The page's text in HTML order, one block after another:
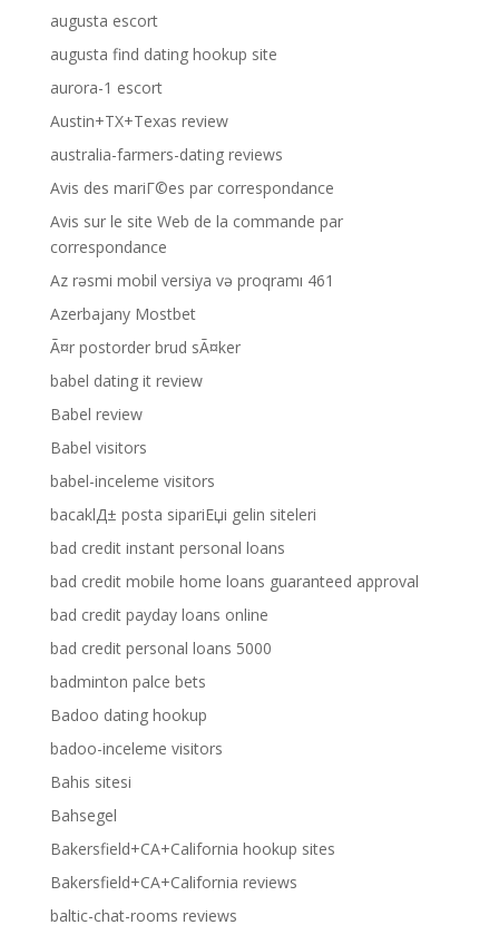
augusta escort
augusta find dating hookup site
aurora-1 escort
Austin+TX+Texas review
australia-farmers-dating reviews
Avis des mariГ©es par correspondance
Avis sur le site Web de la commande par
correspondance
Az rəsmi mobil versiya və proqramı 461
Azerbajany Mostbet
Ã¤r postorder brud sÃ¤ker
babel dating it review
Babel review
Babel visitors
babel-inceleme visitors
bacaklД± posta sipariЕџi gelin siteleri
bad credit instant personal loans
bad credit mobile home loans guaranteed approval
bad credit payday loans online
bad credit personal loans 5000
badminton palce bets
Badoo dating hookup
badoo-inceleme visitors
Bahis sitesi
Bahsegel
Bakersfield+CA+California hookup sites
Bakersfield+CA+California reviews
baltic-chat-rooms reviews